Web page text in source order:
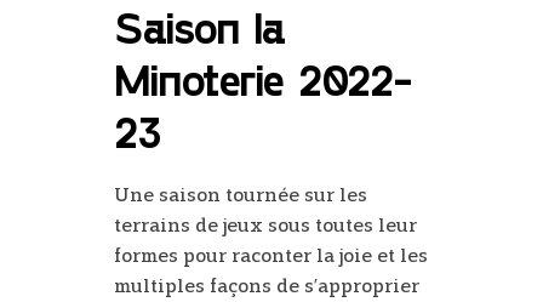
Saison la
Minoterie 2022-
23
Une saison tournée sur les
terrains de jeux sous toutes leur
formes pour raconter la joie et les
multiples façons de s’approprier